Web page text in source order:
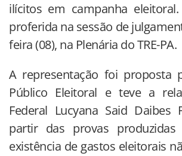
ilícitos em campanha
proferida na sessão de
feira (08), na Plenária do TRE-PA.
A representação foi proposta
Público Eleitoral e teve a
Federal Lucyana Said Daibes
partir das provas produzidas
existência de gastos eleitorais